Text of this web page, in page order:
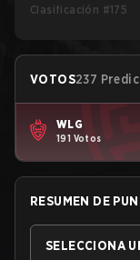
Clasificación #175
VOTOS237
WLG
191 Votos
RESUMEN DE
SELECCIONA